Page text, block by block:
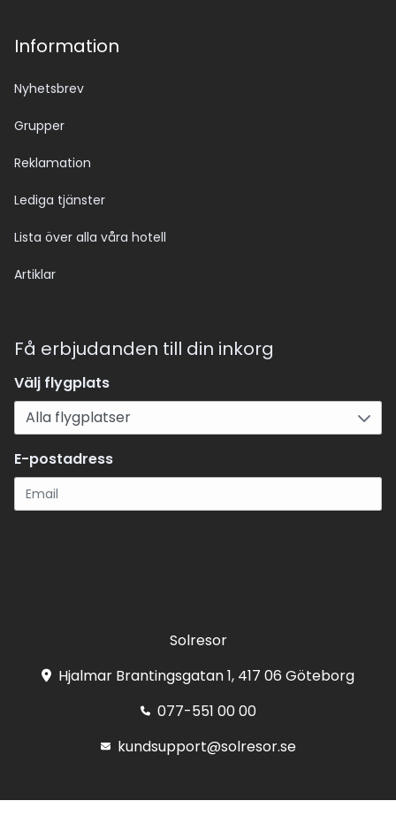
Information
Nyhetsbrev
Grupper
Reklamation
Lediga tjänster
Lista över alla våra hotell
Artiklar
Få erbjudanden till din inkorg
Välj flygplats
E-postadress
Solresor
Hjalmar Brantingsgatan 1, 417 06 Göteborg
077-551 00 00
kundsupport@solresor.se